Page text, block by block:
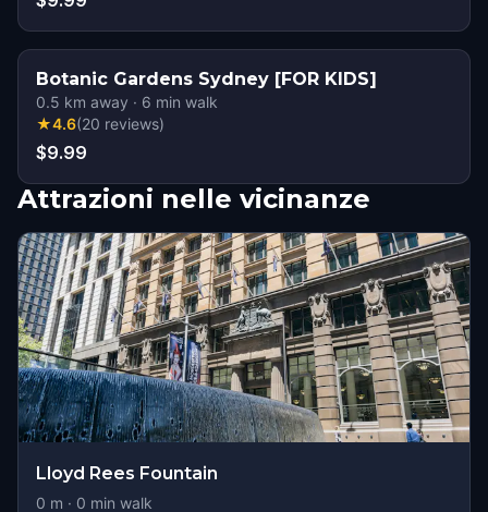
Botanic Gardens Sydney [FOR KIDS]
0.5 km away · 6 min walk
★4.6(20 reviews)
$9.99
Attrazioni nelle vicinanze
Lloyd Rees Fountain
0 m · 0 min walk